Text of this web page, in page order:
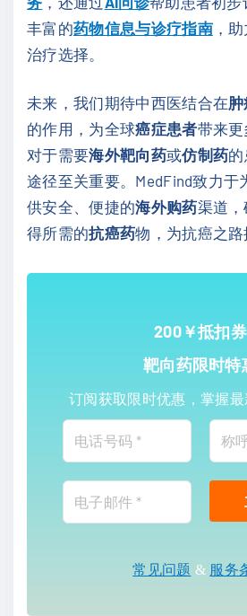
丰富的药物信息与诊疗指南，
治疗选择。
未来，我们期待中西医结合在
的作用，为全球癌症患者带来更
对于需要海外靶向药或仿制药
途径至关重要。MedFind致力于
供安全、便捷的海外购药渠道
得所需的抗癌药物，为抗癌之路
200￥抵扣券
靶向药限时特
订阅获取限时优惠，掌握最
常见问题 & 服务